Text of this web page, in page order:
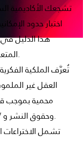
تشجعك الأكاديمية
اختبار حدود
هذا الدليل في
المتعلقة بالملكية الفكرية.
تُعرَّف الملكية
العقل غير
محمية بموجب
وحقوق النشر و / أو العلامات التجارية.